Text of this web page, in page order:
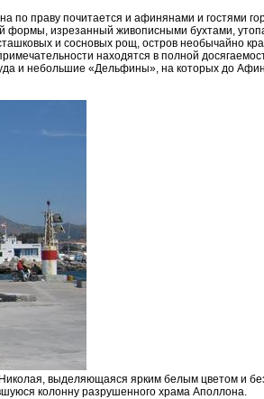
по праву почитается и афинянами и гостями
формы, изрезанный живописными бухтами,
и сосновых рощ, остров необычайно
находятся в полной
и небольшие «Дельфины», на которых до
выделяющаяся ярким белым цветом и
колонну разрушенного храма Аполлона.